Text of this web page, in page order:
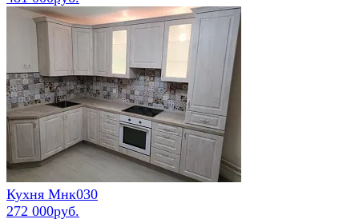
Кухня Мнк030
272 000руб.